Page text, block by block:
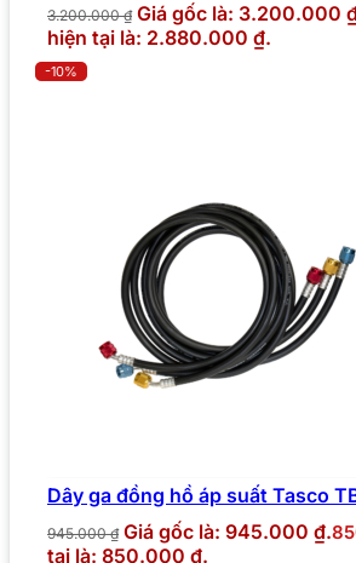
3.200.000₫ Giá gốc là: 3.200.000
hiện tại là: 2.880.000 ₫.
-10%
Dây ga đồng hồ áp suất Tasco
945.000₫ Giá gốc là: 945.000 ₫.
tại là: 850.000 ₫.